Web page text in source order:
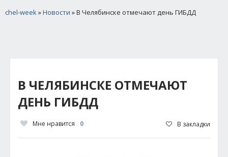
chel-week»Новости » В Челябинске отмечают день ГИБДД
В ЧЕЛЯБИНСКЕ ОТМЕЧАЮТ
ДЕНЬ ГИБДД
Мне нравится 0 В закладки